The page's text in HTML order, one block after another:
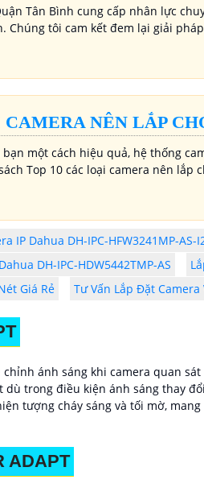
Tân Bình cung cấp nhân lực
Chúng tôi cam kết đem lại giải
NÊN LẮP
một cách hiệu quả, hệ thống
Top 10 các loại camera nên lắp
IP Dahua DH-IPC-HFW3241MP-AS-
DH-IPC-HDW5442TMP-AS
Giá Rẻ Tư Vấn Lắp Đặt
ánh sáng khi camera quan
trong điều kiện ánh sáng thay
tượng cháy sáng và tối mờ,
ADAPT